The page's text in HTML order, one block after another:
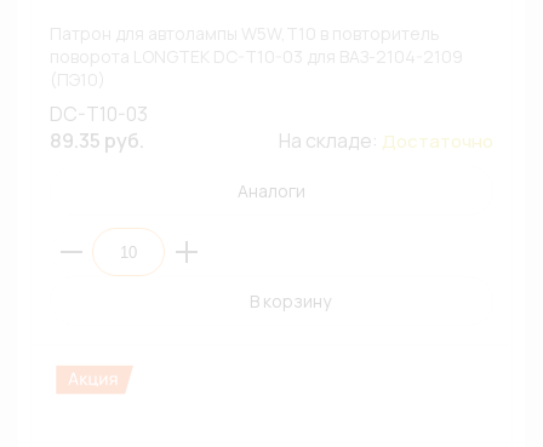
DC-T10-03
89.35 руб.
На складе: Достаточно
Аналоги
В корзину